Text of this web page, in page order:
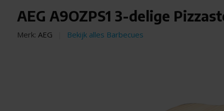
AEG A9OZPS1 3-delige
Merk: AEG Bekijk alles Barbecues